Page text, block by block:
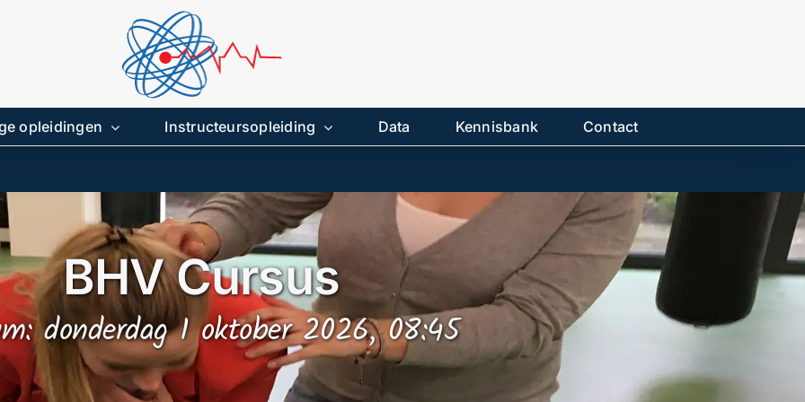
opleidingen Instructeursopleiding Data Kennisbank Contact
BHV Cursus
donderdag 1 oktober 2026, 08:45